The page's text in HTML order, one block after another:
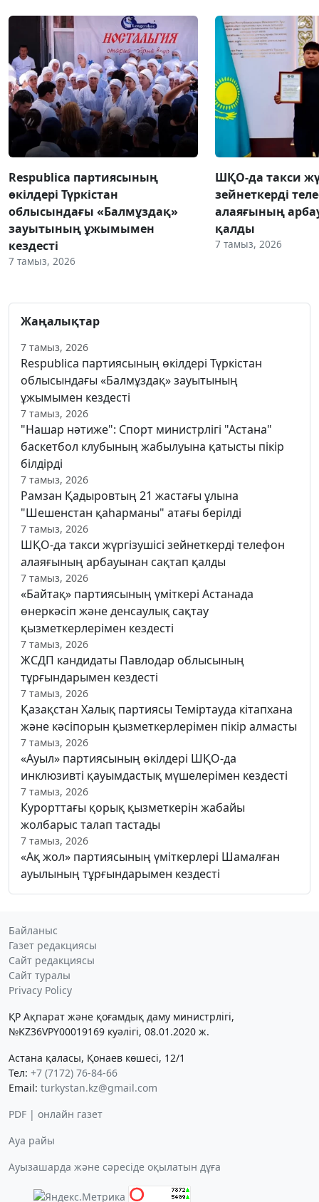
Respublica партиясының
өкілдері Түркістан
облысындағы «Балмұздақ»
зауытының ұжымымен
кездесті
7 тамыз, 2026
ШҚО-да такси
зейнеткерді
алаяғының
қалды
7 тамыз, 2026
Жаңалықтар
7 тамыз, 2026
Respublica партиясының өкілдері Түркістан
облысындағы «Балмұздақ» зауытының
ұжымымен кездесті
7 тамыз, 2026
"Нашар нәтиже": Спорт министрлігі "Астана"
баскетбол клубының жабылуына қатысты пікір
білдірді
7 тамыз, 2026
Рамзан Қадыровтың 21 жастағы ұлына
"Шешенстан қаһарманы" атағы берілді
7 тамыз, 2026
ШҚО-да такси жүргізушісі зейнеткерді телефон
алаяғының арбауынан сақтап қалды
7 тамыз, 2026
«Байтақ» партиясының үміткері Астанада
өнеркәсіп және денсаулық сақтау
қызметкерлерімен кездесті
7 тамыз, 2026
ЖСДП кандидаты Павлодар облысының
тұрғындарымен кездесті
7 тамыз, 2026
Қазақстан Халық партиясы Теміртауда кітапхана
және кәсіпорын қызметкерлерімен пікір алмасты
7 тамыз, 2026
«Ауыл» партиясының өкілдері ШҚО-да
инклюзивті қауымдастық мүшелерімен кездесті
7 тамыз, 2026
Курорттағы қорық қызметкерін жабайы
жолбарыс талап тастады
7 тамыз, 2026
«Ақ жол» партиясының үміткерлері Шамалған
ауылының тұрғындарымен кездесті
Байланыс
Газет редакциясы
Сайт редакциясы
Сайт туралы
Privacy Policy
ҚР Ақпарат және қоғамдық даму министрлігі,
№KZ36VPY00019169 куәлігі, 08.01.2020 ж.
Астана қаласы, Қонаев көшесі, 12/1
Тел: +7 (7172) 76-84-66
Email: turkystan.kz@gmail.com
PDF | онлайн газет
Ауа райы
Ауызашарда және сәресіде оқылатын дұға